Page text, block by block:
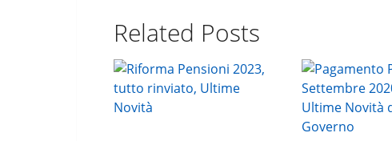
Related Posts